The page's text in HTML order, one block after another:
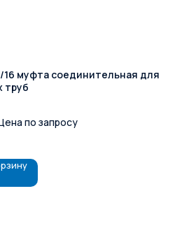
16 муфта соединительная для
труб
по запросу